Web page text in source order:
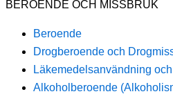
BEROENDE OCH MISSBRUK
Beroende
Drogberoende och
Läkemedelsanvändning
Alkoholberoende